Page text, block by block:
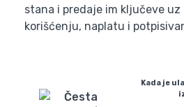
stana i predaje im ključeve
korišćenju, naplatu i
Kada je